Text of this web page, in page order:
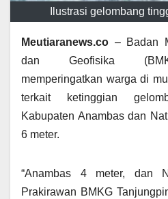
Ilustrasi gelombang
Meutiaranews.co – Badan
dan Geofisika
memperingatkan warga di
terkait ketinggian
Kabupaten Anambas dan
6 meter.
“Anambas 4 meter, dan
Prakirawan BMKG